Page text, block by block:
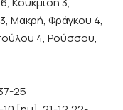
Μακρή, Φράγκου 4,
4, Ρούσσου,
25